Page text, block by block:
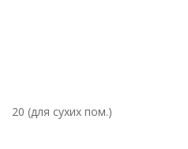
20 (для сухих пом.)